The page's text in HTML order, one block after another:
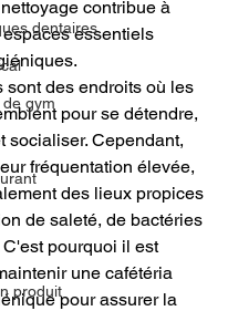
dentaires
gym
produit
contribue à
essentiels
sont des endroits où les
pour se détendre,
socialiser. Cependant,
fréquentation élevée,
des lieux propices
de saleté, de bactéries
pourquoi il est
une cafétéria
pour assurer la